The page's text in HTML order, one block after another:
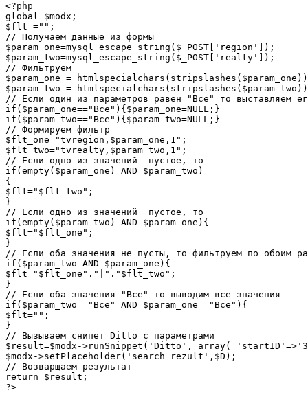
<?php
global $modx;
$flt ="";
// Получаем данные из формы
$param_one=mysql_escape_string($_POST['region']);
$param_two=mysql_escape_string($_POST['realty']);
// Фильтруем
$param_one =
$param_two =
// Если один из параметров равен "Все" то выставляем
if($param_one=="Все"){$param_one=NULL;}
if($param_two=="Все"){$param_two=NULL;}
// Формируем фильтр
$flt_one="tvregion,$param_one,1";
$flt_two="tvrealty,$param_two,1";
// Если одно из значений  пустое, то
if(empty($param_one) AND $param_two)
{
$flt="$flt_two";
}
// Если одно из значений  пустое, то
if(empty($param_two) AND $param_one){
$flt="$flt_one";
}
// Если оба значения не пусты, то фильтруем по обоим
if($param_two AND $param_one){
$flt="$flt_one"."|"."$flt_two";
}
// Если оба значения "Все" то выводим все значения
if($param_two=="Все" AND $param_one=="Все"){
$flt="";
}
// Вызываем снипет Ditto с параметрами
$result=$modx->runSnippet('Ditto', array(
$modx->setPlaceholder('search_rezult',$D);
// Возварщаем результат
return $result;
?>